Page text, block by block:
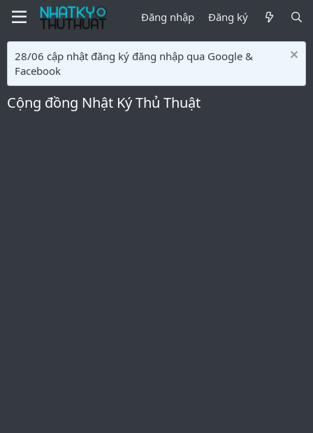
Đăng nhập Đăng ký
28/06 cập nhật đăng ký đăng nhập qua Google &
Facebook
Cộng đồng Nhật Ký Thủ Thuật